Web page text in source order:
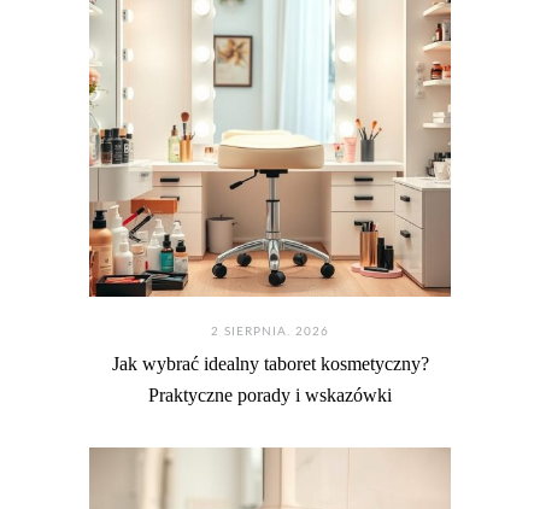
2 SIERPNIA. 2026
Jak wybrać idealny taboret kosmetyczny?
Praktyczne porady i wskazówki